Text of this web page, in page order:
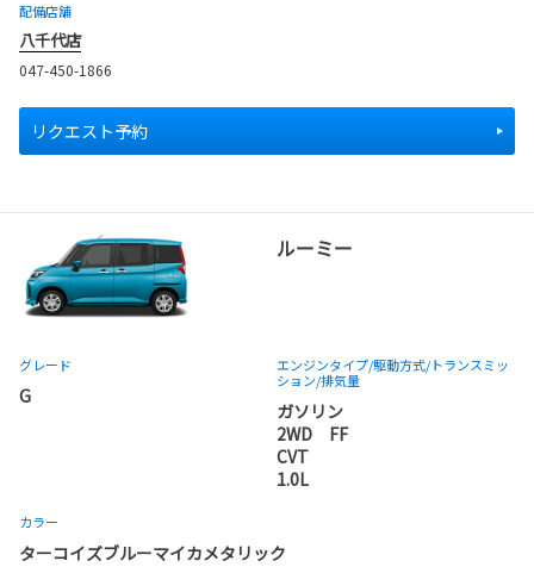
配備店舗
八千代店
047-450-1866
リクエスト予約
ルーミー
グレード
G
エンジンタイプ/駆動方式/トランスミッ
ション/排気量
ガソリン
2WD FF
CVT
1.0L
カラー
ターコイズブルーマイカメタリック